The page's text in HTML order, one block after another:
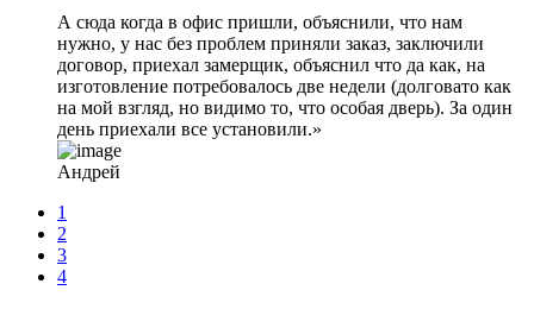
А сюда когда в офис пришли, объяснили, что нам
нужно, у нас без проблем приняли заказ, заключили
договор, приехал замерщик, объяснил что да как, на
изготовление потребовалось две недели (долговато как
на мой взгляд, но видимо то, что особая дверь). За один
день приехали все установили.
Андрей
1
2
3
4